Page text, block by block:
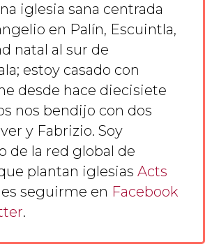
iglesia sana centrada
en Palín, Escuintla,
natal al sur de
estoy casado con
desde hace diecisiete
nos bendijo con dos
y Fabrizio. Soy
de la red global de
plantan iglesias Acts
seguirme en Facebook
.